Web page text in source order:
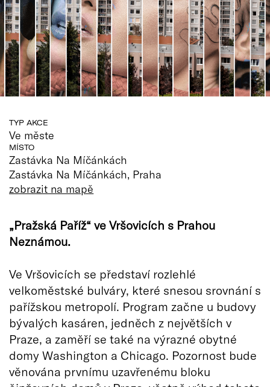
TYP AKCE
Ve měste
MÍSTO
Zastávka Na Míčánkách
Zastávka Na Míčánkách, Praha
zobrazit na mapě
„Pražská Paříž“ ve Vršovicích s Prahou
Neznámou.
Ve Vršovicích se představí rozlehlé
velkoměstské bulváry, které snesou srovnání s
pařížskou metropolí. Program začne u budovy
bývalých kasáren, jedněch z největších v
Praze, a zaměří se také na výrazné obytné
domy Washington a Chicago. Pozornost bude
věnována prvnímu uzavřenému bloku